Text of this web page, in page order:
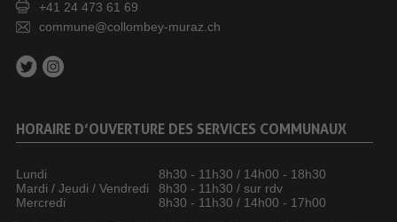
+41 24 473 61 69
commune@collombey-muraz.ch
HORAIRE D’OUVERTURE DES SERVICES COMMUNAUX
Lundi
8h30 - 11h30 / 14h00 - 18h30
Mardi / Jeudi / Vendredi
8h30 - 11h30 / sur rdv
Mercredi
8h30 - 11h30 / 14h00 - 17h00